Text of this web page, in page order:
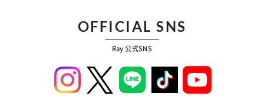
OFFICIAL SNS
Ray 公式SNS